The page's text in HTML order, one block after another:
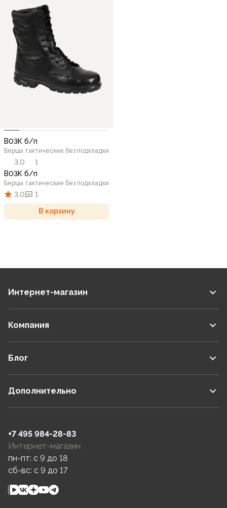
В03К б/п
Берцы тактические без подкладки
3,0
1
В03К б/п
Берцы тактические без подкладки
3,0 1
В корзину
Интернет-магазин
Компания
Блог
Дополнительно
+7 495 984-28-83
Интернет-магазин
пн-пт: c 9 до 18
сб-вс: c 9 до 17